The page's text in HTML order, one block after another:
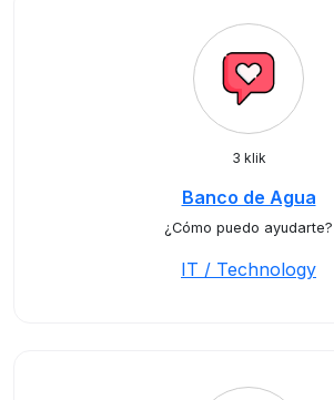
3 klik
Banco de Agua
¿Cómo puedo ayudarte?
IT / Technology